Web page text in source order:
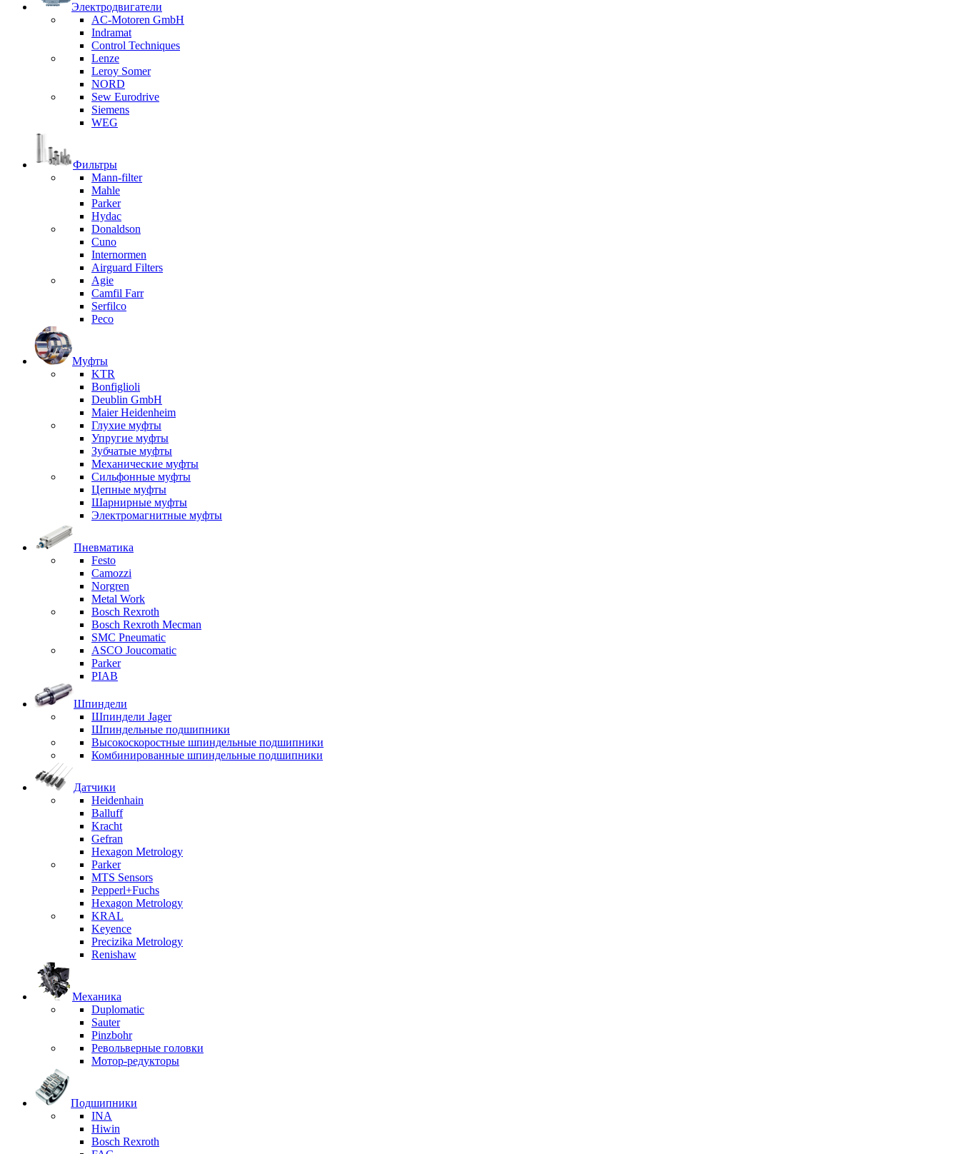
Электродвигатели
AC-Motoren GmbH
Indramat
Control Techniques
Lenze
Leroy Somer
NORD
Sew Eurodrive
Siemens
WEG
Фильтры
Mann-filter
Mahle
Parker
Hydac
Donaldson
Cuno
Internormen
Airguard Filters
Agie
Camfil Farr
Serfilco
Peco
Муфты
KTR
Bonfiglioli
Deublin GmbH
Maier Heidenheim
Глухие муфты
Упругие муфты
Зубчатые муфты
Механические муфты
Сильфонные муфты
Цепные муфты
Шарнирные муфты
Электромагнитные муфты
Пневматика
Festo
Camozzi
Norgren
Metal Work
Bosch Rexroth
Bosch Rexroth Mecman
SMC Pneumatic
ASCO Joucomatic
Parker
PIAB
Шпиндели
Шпиндели Jager
Шпиндельные подшипники
Высокоскоростные шпиндельные подшипники
Комбинированные шпиндельные подшипники
Датчики
Heidenhain
Balluff
Kracht
Gefran
Hexagon Metrology
Parker
MTS Sensors
Pepperl+Fuchs
Hexagon Metrology
KRAL
Keyence
Precizika Metrology
Renishaw
Механика
Duplomatic
Sauter
Pinzbohr
Револьверные головки
Мотор-редукторы
Подшипники
INA
Hiwin
Bosch Rexroth